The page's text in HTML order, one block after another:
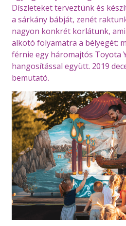
Díszleteket terveztünk és
a sárkány bábját, zenét
nagyon konkrét korlátunk,
alkotó folyamatra a bélyegét:
férnie egy háromajtós Toyota
hangosítással együtt. 2019
bemutató.